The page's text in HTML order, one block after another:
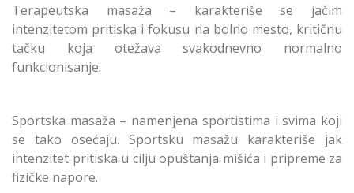
Terapeutska masaža – karakteriše se jačim
intenzitetom pritiska i fokusu na bolno mesto, kritičnu
tačku koja otežava svakodnevno normalno
funkcionisanje.
Sportska masaža – namenjena sportistima i svima koji
se tako osećaju. Sportsku masažu karakteriše jak
intenzitet pritiska u cilju opuštanja mišića i pripreme za
fizičke napore.